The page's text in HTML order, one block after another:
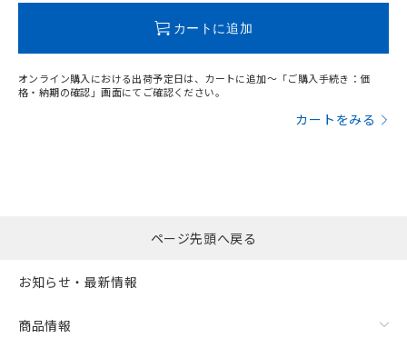
カートに追加
オンライン購入における出荷予定日は、カートに追加～「ご購入手続き：価
格・納期の確認」画面にてご確認ください。
カートをみる
ページ先頭へ戻る
お知らせ・最新情報
商品情報